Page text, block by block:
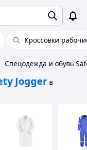
Кроссовки
Спецодежда и обувь
Jogger в